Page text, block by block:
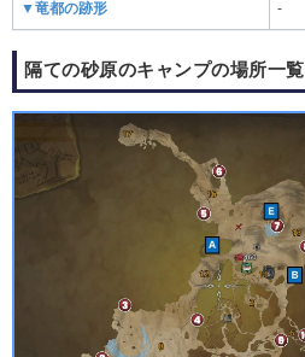
▼竜都の跡形 -
隔ての砂原のキャンプの場所一覧